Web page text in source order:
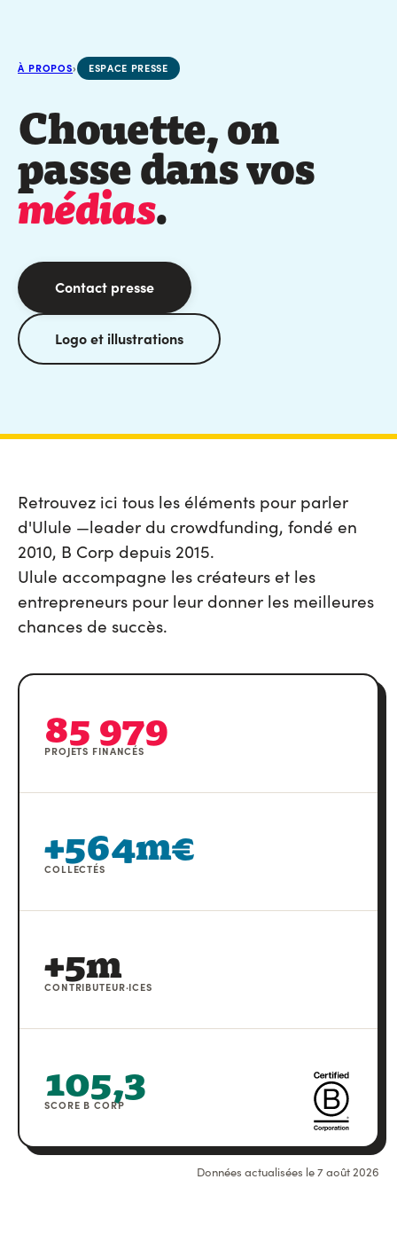
À PROPOS› ESPACE PRESSE
Chouette, on
passe dans vos
médias.
Contact presse
Logo et illustrations
Retrouvez ici tous les éléments pour parler
d'Ulule —leader du crowdfunding, fondé en
2010, B Corp depuis 2015.
Ulule accompagne les créateurs et les
entrepreneurs pour leur donner les meilleures
chances de succès.
85 979
PROJETS FINANCÉS
+564m€
COLLECTÉS
+5m
CONTRIBUTEUR·ICES
105,3
SCORE B CORP
Données actualisées le7 août 2026